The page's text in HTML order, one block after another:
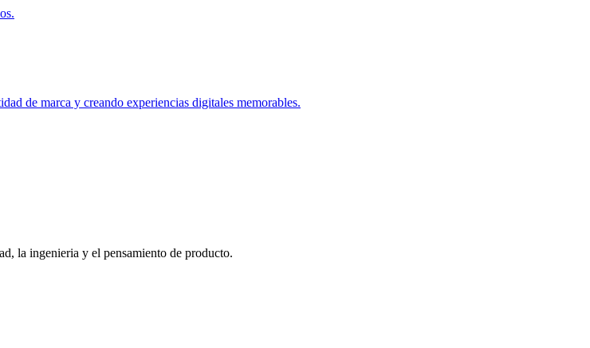
de marca y creando experiencias digitales memorables.
la ingenieria y el pensamiento de producto.